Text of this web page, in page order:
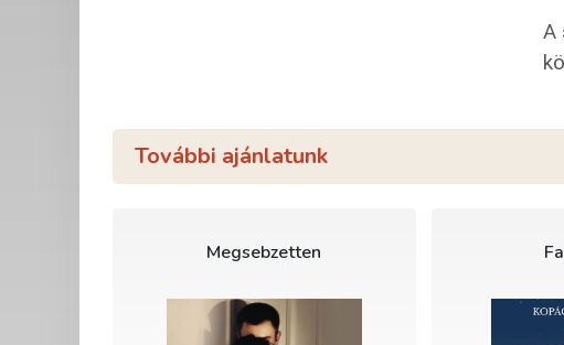
A
További ajánlatunk
Megsebzetten